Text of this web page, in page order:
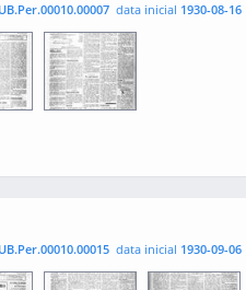
data inicial 1930-08-16
0002
data inicial 1930-09-06